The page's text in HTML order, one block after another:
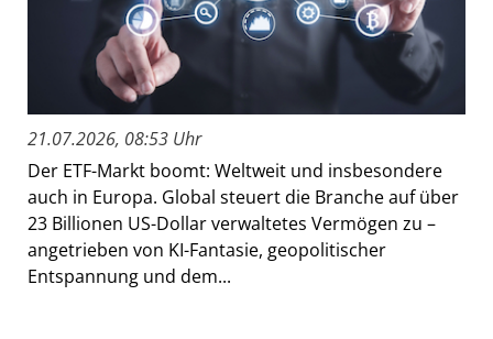
21.07.2026, 08:53 Uhr
Der ETF-Markt boomt: Weltweit und insbesondere
auch in Europa. Global steuert die Branche auf über
23 Billionen US-Dollar verwaltetes Vermögen zu –
angetrieben von KI-Fantasie, geopolitischer
Entspannung und dem...